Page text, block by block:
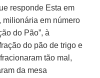
responde Esta em
milionária em número
do Pão”, à
do pão de trigo e
tão mal,
da mesa